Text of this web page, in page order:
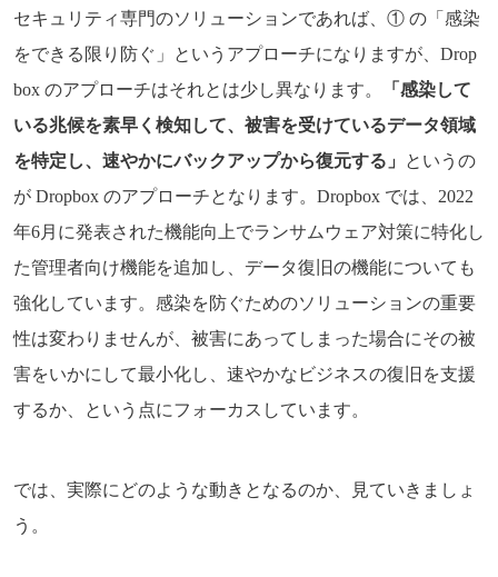
セキュリティ専門のソリューションであれば、① の「感染
をできる限り防ぐ」というアプローチになりますが、Drop
box のアプローチはそれとは少し異なります。
「感染して
いる兆候を素早く検知して、被害を受けているデータ領域
を特定し、速やかにバックアップから復元する」
というの
が Dropbox のアプローチとなります。Dropbox では、2022
年6月に発表された機能向上でランサムウェア対策に特化し
た管理者向け機能を追加し、データ復旧の機能についても
強化しています。感染を防ぐためのソリューションの重要
性は変わりませんが、被害にあってしまった場合にその被
害をいかにして最小化し、速やかなビジネスの復旧を支援
するか、という点にフォーカスしています。
では、実際にどのような動きとなるのか、見ていきましょ
う。